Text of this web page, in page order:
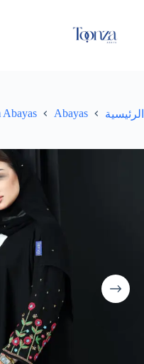
الرئيسية Abayas
Abayas